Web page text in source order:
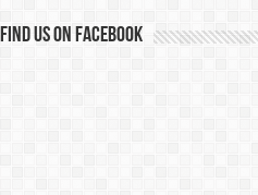
Find us on Facebook